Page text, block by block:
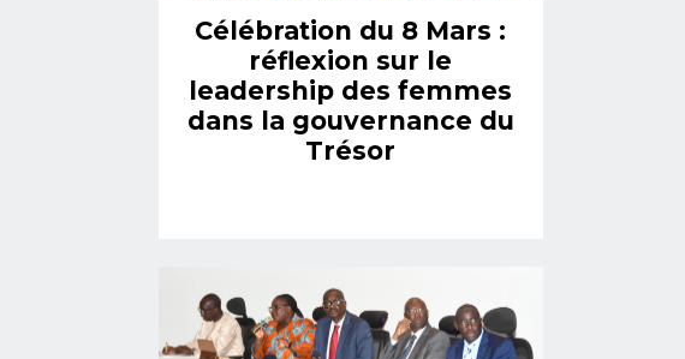
Célébration du 8 Mars :
réflexion sur le
leadership des femmes
dans la gouvernance du
Trésor